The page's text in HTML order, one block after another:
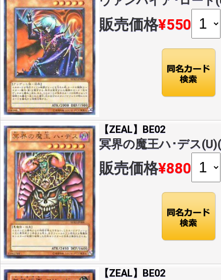
販売価格¥550
【ZEAL】BE02
冥界の魔王ハ･デス
販売価格¥880
【ZEAL】BE02